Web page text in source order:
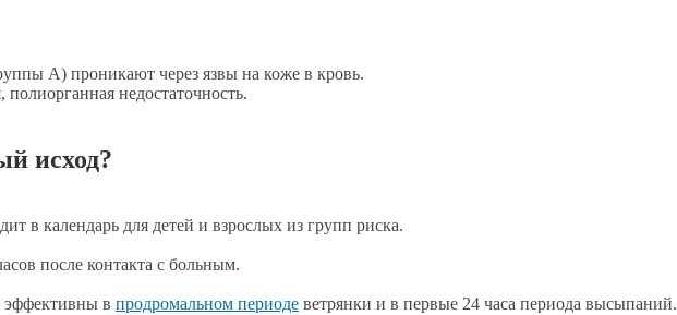
А) проникают через язвы на коже в кровь.
недостаточность.
исход?
в календарь для детей и взрослых из групп риска.
после контакта с больным.
в продромальном периоде ветрянки и в первые 24 часа периода высыпаний.